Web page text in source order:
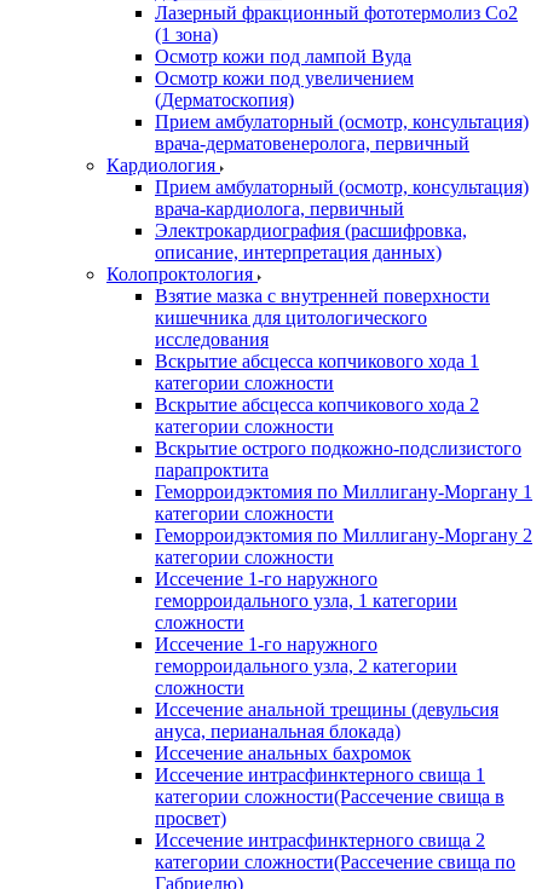
Лазерный фракционный фототермолиз Со2
(1 зона)
Осмотр кожи под лампой Вуда
Осмотр кожи под увеличением
(Дерматоскопия)
Прием амбулаторный (осмотр, консультация)
врача-дерматовенеролога, первичный
Кардиология
Прием амбулаторный (осмотр, консультация)
врача-кардиолога, первичный
Электрокардиография (расшифровка,
описание, интерпретация данных)
Колопроктология
Взятие мазка с внутренней поверхности
кишечника для цитологического
исследования
Вскрытие абсцесса копчикового хода 1
категории сложности
Вскрытие абсцесса копчикового хода 2
категории сложности
Вскрытие острого подкожно-подслизистого
парапроктита
Геморроидэктомия по Миллигану-Моргану 1
категории сложности
Геморроидэктомия по Миллигану-Моргану 2
категории сложности
Иссечение 1-го наружного
геморроидального узла, 1 категории
сложности
Иссечение 1-го наружного
геморроидального узла, 2 категории
сложности
Иссечение анальной трещины (девульсия
ануса, перианальная блокада)
Иссечение анальных бахромок
Иссечение интрасфинктерного свища 1
категории сложности(Рассечение свища в
просвет)
Иссечение интрасфинктерного свища 2
категории сложности(Рассечение свища по
Габриелю)